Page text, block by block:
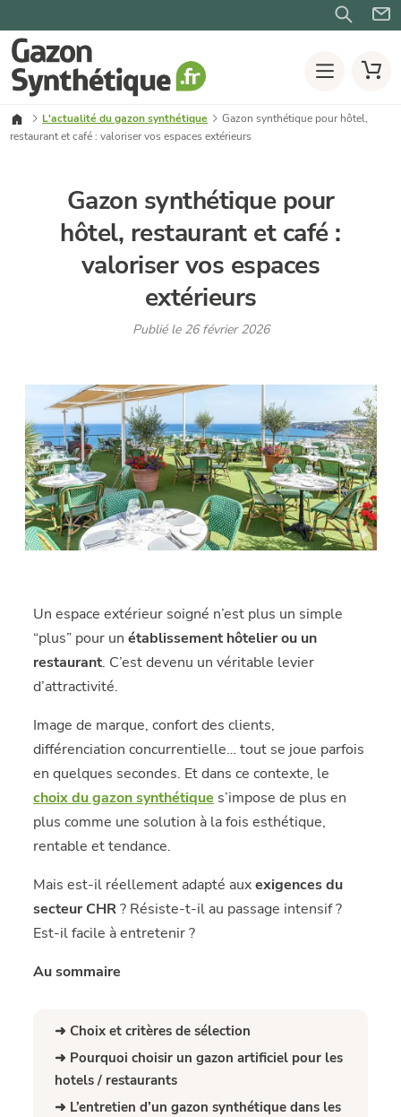
L'actualité du gazon synthétique
Gazon synthétique pour hôtel,
restaurant et café : valoriser vos espaces extérieurs
Gazon synthétique pour
hôtel, restaurant et café :
valoriser vos espaces
extérieurs
Publié le 26 février 2026
Un espace extérieur soigné n’est plus un simple
“plus” pour unétablissement hôtelier ou un
restaurant. C’est devenu un véritable levier
d’attractivité.
Image de marque, confort des clients,
différenciation concurrentielle… tout se joue parfois
en quelques secondes. Et dans ce contexte, le
choix du gazon synthétique s’impose de plus en
plus comme une solution à la fois esthétique,
rentable et tendance.
Mais est-il réellement adapté auxexigences du
secteur CHR? Résiste-t-il au passage intensif ?
Est-il facile à entretenir ?
Au sommaire
➜ Choix et critères de sélection
➜ Pourquoi choisir un gazon artificiel pour les
hotels / restaurants
➜ L’entretien d’un gazon synthétique dans les